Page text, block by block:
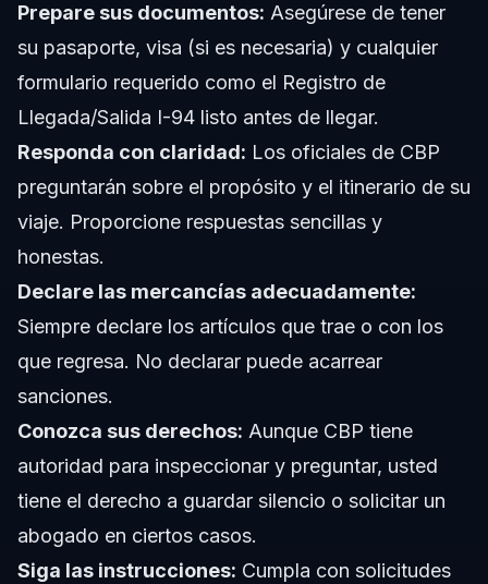
Prepare sus documentos: Asegúrese de tener
su pasaporte, visa (si es necesaria) y cualquier
formulario requerido como el Registro de
Llegada/Salida I-94 listo antes de llegar.
Responda con claridad: Los oficiales de CBP
preguntarán sobre el propósito y el itinerario de su
viaje. Proporcione respuestas sencillas y
honestas.
Declare las mercancías adecuadamente:
Siempre declare los artículos que trae o con los
que regresa. No declarar puede acarrear
sanciones.
Conozca sus derechos: Aunque CBP tiene
autoridad para inspeccionar y preguntar, usted
tiene el derecho a guardar silencio o solicitar un
abogado en ciertos casos.
Siga las instrucciones: Cumpla con solicitudes